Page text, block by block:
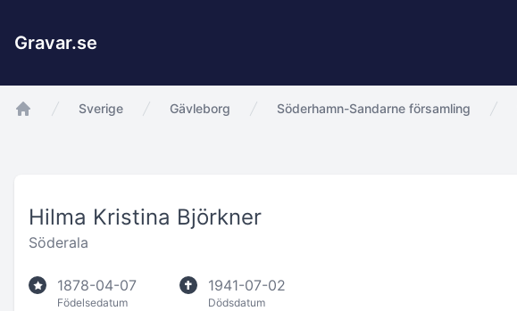
Gravar.se
Sverige Gävleborg Söderhamn-Sandarne församling
Hilma Kristina Björkner
Söderala
1878-04-07
Födelsedatum
1941-07-02
Dödsdatum